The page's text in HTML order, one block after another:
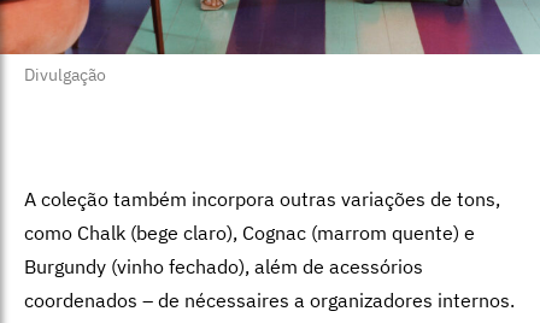
Divulgação
A coleção também incorpora outras variações de tons,
como Chalk (bege claro), Cognac (marrom quente) e
Burgundy (vinho fechado), além de acessórios
coordenados – de nécessaires a organizadores internos.